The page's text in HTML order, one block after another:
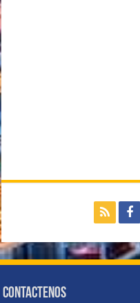
Contactenos